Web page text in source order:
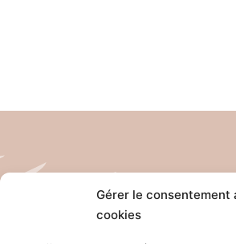
Gérer le consentement
cookies
Tél: 04 26 65 32 19